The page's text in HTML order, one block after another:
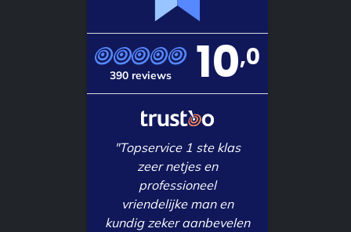
390 reviews 10,0
"Topservice 1 ste klas
zeer netjes en
professioneel
vriendelijke man en
kundig zeker aanbevelen